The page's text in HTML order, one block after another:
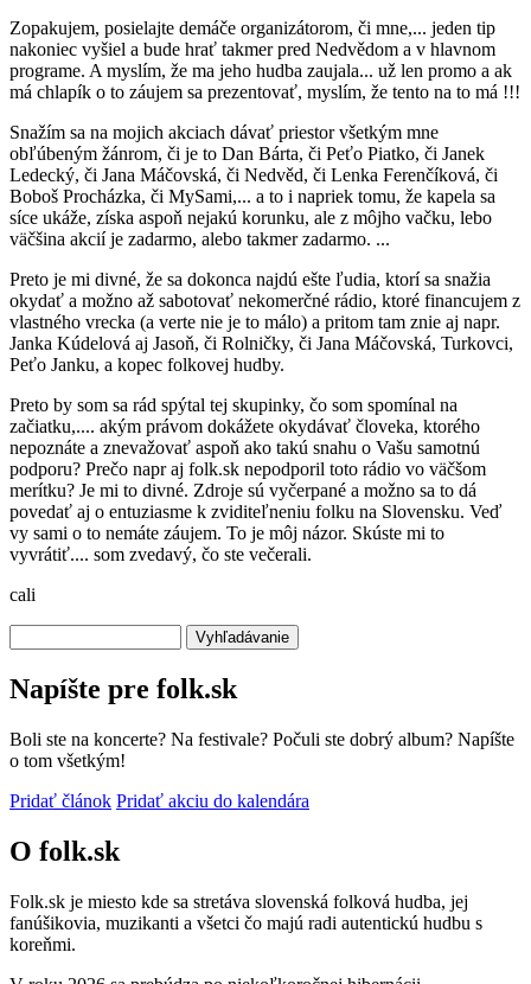
Zopakujem, posielajte demáče organizátorom, či mne,... jeden tip
nakoniec vyšiel a bude hrať takmer pred Nedvědom a v hlavnom
programe. A myslím, že ma jeho hudba zaujala... už len promo a ak
má chlapík o to záujem sa prezentovať, myslím, že tento na to má !!!
Snažím sa na mojich akciach dávať priestor všetkým mne
obľúbeným žánrom, či je to Dan Bárta, či Peťo Piatko, či Janek
Ledecký, či Jana Máčovská, či Nedvěd, či Lenka Ferenčíková, či
Boboš Procházka, či MySami,... a to i napriek tomu, že kapela sa
síce ukáže, získa aspoň nejakú korunku, ale z môjho vačku, lebo
väčšina akcií je zadarmo, alebo takmer zadarmo. ...
Preto je mi divné, že sa dokonca najdú ešte ľudia, ktorí sa snažia
okydať a možno až sabotovať nekomerčné rádio, ktoré financujem z
vlastného vrecka (a verte nie je to málo) a pritom tam znie aj napr.
Janka Kúdelová aj Jasoň, či Rolničky, či Jana Máčovská, Turkovci,
Peťo Janku, a kopec folkovej hudby.
Preto by som sa rád spýtal tej skupinky, čo som spomínal na
začiatku,.... akým právom dokážete okydávať človeka, ktorého
nepoznáte a znevažovať aspoň ako takú snahu o Vašu samotnú
podporu? Prečo napr aj folk.sk nepodporil toto rádio vo väčšom
merítku? Je mi to divné. Zdroje sú vyčerpané a možno sa to dá
povedať aj o entuziasme k zviditeľneniu folku na Slovensku. Veď
vy sami o to nemáte záujem. To je môj názor. Skúste mi to
vyvrátiť.... som zvedavý, čo ste večerali.
cali
Napíšte pre folk.sk
Boli ste na koncerte? Na festivale? Počuli ste dobrý album? Napíšte
o tom všetkým!
Pridať článok Pridať akciu do kalendára
O folk.sk
Folk.sk je miesto kde sa stretáva slovenská folková hudba, jej
fanúšikovia, muzikanti a všetci čo majú radi autentickú hudbu s
koreňmi.